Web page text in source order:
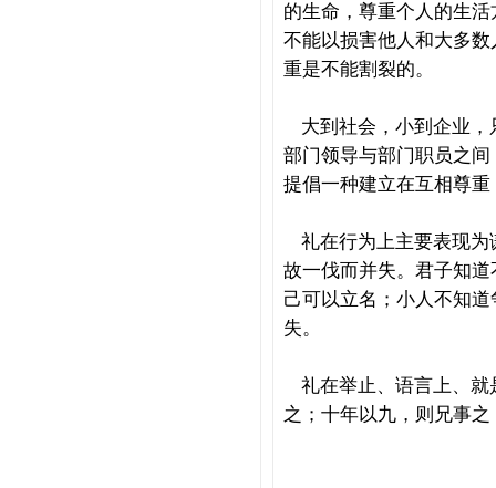
的生命，尊重个人的生
不能以损害他人和大多
重是不能割裂的。
大到社会，小到企业
部门领导与部门职员之
提倡一种建立在互相尊
礼在行为上主要表现为
故一伐而并失。君子知
己可以立名；小人不知
失。
礼在举止、语言上、
之；十年以九，则兄事